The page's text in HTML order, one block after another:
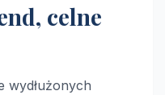
celne
wydłużonych